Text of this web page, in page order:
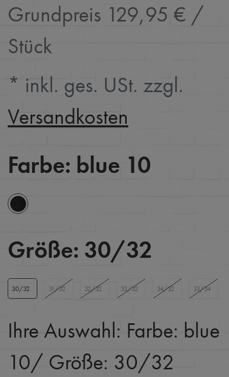
Grundpreis 129,95 € /
Stück
* inkl. ges. USt. zzgl.
Versandkosten
Farbe: blue 10
Größe: 30/32
30/32 31/32 32/32 33/32 34/32 33/34
Ihre Auswahl: Farbe: blue
10/ Größe: 30/32